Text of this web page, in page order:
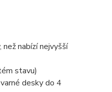
nabízí nejvyšší
stavu)
desky do 4